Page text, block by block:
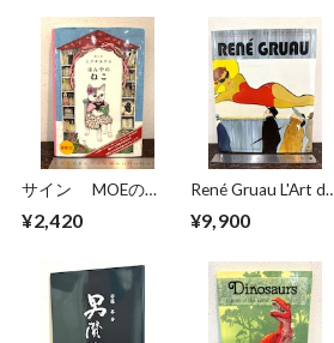
サイン MOEのえ
こ ヒグチユウコ
¥2,420
René Gruau L'Art de
of Advertising
¥9,900